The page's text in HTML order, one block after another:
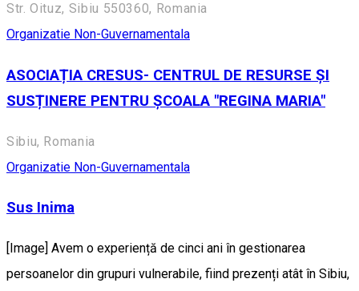
Str. Oituz, Sibiu 550360, Romania
Organizatie Non-Guvernamentala
ASOCIAȚIA CRESUS- CENTRUL DE RESURSE ȘI
SUSȚINERE PENTRU ȘCOALA "REGINA MARIA"
Sibiu, Romania
Organizatie Non-Guvernamentala
Sus Inima
[Image] Avem o experiență de cinci ani în gestionarea
persoanelor din grupuri vulnerabile, fiind prezenți atât în Sibiu,